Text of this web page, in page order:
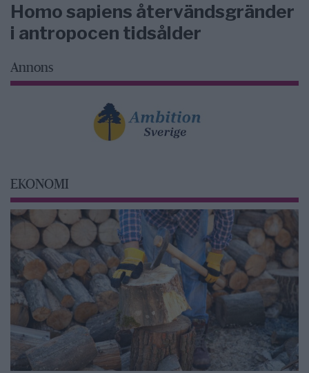
Homo sapiens återvändsgränder
i antropocen tidsålder
Annons
EKONOMI